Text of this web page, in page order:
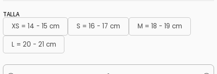
TALLA
XS = 14 - 15 cm S = 16 - 17 cm
M = 18 - 19 cm
L = 20 - 21 cm